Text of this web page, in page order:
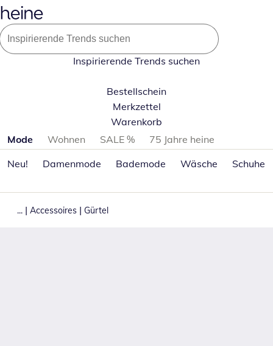
Inspirierende Trends suchen
Bestellschein
Merkzettel
Warenkorb
Produktkategorien überspringen
Mode Wohnen SALE %
75 Jahre heine
Neu!
Damenmode Bademode Wäsche Schuhe
... | Accessoires | Gürtel